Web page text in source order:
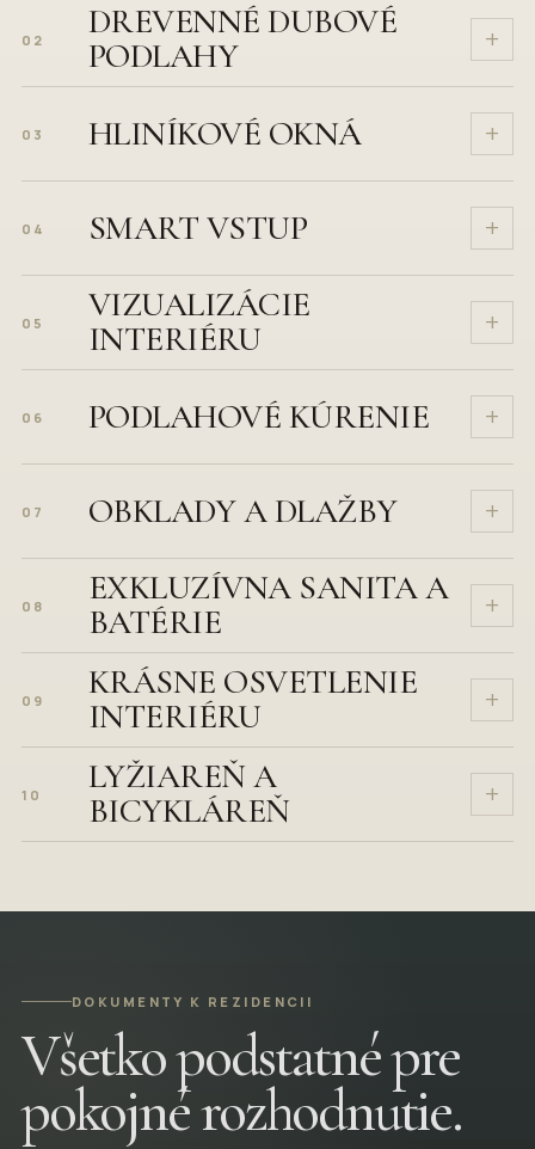
02
DREVENNÉ DUBOVÉ
PODLAHY
+
03 HLINÍKOVÉ OKNÁ +
04 SMART VSTUP +
05
VIZUALIZÁCIE
INTERIÉRU
+
06 PODLAHOVÉ KÚRENIE +
07 OBKLADY A DLAŽBY +
08
EXKLUZÍVNA SANITA A
BATÉRIE
+
09
KRÁSNE OSVETLENIE
INTERIÉRU
+
10
LYŽIAREŇ A
BICYKLÁREŇ
+
DOKUMENTY K REZIDENCII
Všetko podstatné pre
pokojné rozhodnutie.